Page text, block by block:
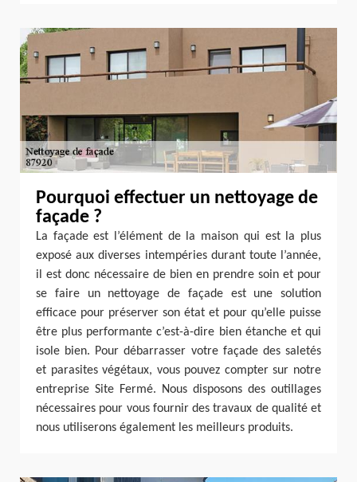
Pourquoi effectuer un nettoyage de
façade ?
La façade est l’élément de la maison qui est la plus
exposé aux diverses intempéries durant toute l’année,
il est donc nécessaire de bien en prendre soin et pour
se faire un nettoyage de façade est une solution
efficace pour préserver son état et pour qu’elle puisse
être plus performante c’est-à-dire bien étanche et qui
isole bien. Pour débarrasser votre façade des saletés
et parasites végétaux, vous pouvez compter sur notre
entreprise Site Fermé. Nous disposons des outillages
nécessaires pour vous fournir des travaux de qualité et
nous utiliserons également les meilleurs produits.